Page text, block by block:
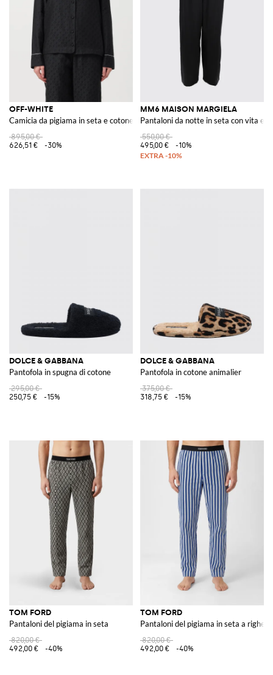
OFF-WHITE
Camicia da pigiama in seta e cotone con stampa
895,00 €
626,51 €
-30%
MM6 MAISON MARGIELA
Pantaloni da notte in seta con vita
550,00 €
495,00 €
-10%
DOLCE & GABBANA
Pantofola in spugna di cotone
295,00 €
250,75 €
-15%
DOLCE & GABBANA
Pantofola in cotone animalier
375,00 €
318,75 €
-15%
TOM FORD
Pantaloni del pigiama in seta
820,00 €
492,00 €
-40%
TOM FORD
Pantaloni del pigiama in seta a righe
820,00 €
492,00 €
-40%